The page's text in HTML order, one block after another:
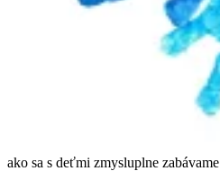
ako sa s deťmi zmysluplne zabávame